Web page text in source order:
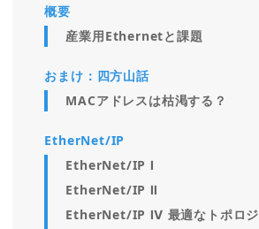
概要
産業用Ethernetと課題
おまけ：四方山話
MACアドレスは枯渇する？
EtherNet/IP
EtherNet/IP Ⅰ
EtherNet/IP Ⅱ
EtherNet/IP Ⅳ 最適なトポロジ